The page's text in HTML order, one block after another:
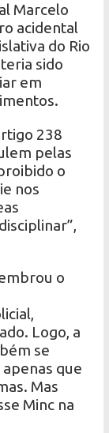
Marcelo
acidental
do Rio
sido
em
238
pelas
o
nos
o
Logo, a
se
que
Mas
Minc na